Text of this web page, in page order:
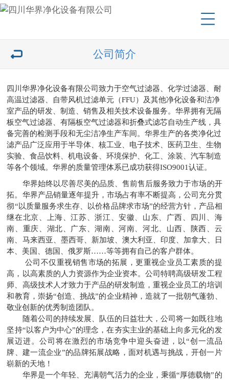
公司简介
四川华界净化设备有限公司致力于空气过滤器、化学过滤器、耐
高温过滤器、自带风机过滤单元（FFU）及其他净化设备和洁净
室产品的研发、制造、销售及相关技术设备服务。华界拥有无隔
板空气过滤器、有隔板空气过滤器和折叠式滤芯自动生产线，具
备完善的检测手段和无尘洁净生产车间。华界生产的各类净化过
滤产品广泛应用于半导体、核工业、电子技术、医药卫生、生物
实验、食品饮料、机电设备、环境保护、化工、涂装、汽车制造
等各个领域。华界的质量管理体系已成功获得ISO9001认证。
华界始终以尽善尽美的品质、售前售后服务致力于市场的开
拓。华界产品销量逐年提升，市场占有率不断提高，公司充分贯
彻“以质量服务求生存、以价格品牌求市场”的经营方针，产品相
继在北京、上海、江苏、浙江、安徽、山东、广西、四川、海
南、重庆、湖北、广东、湖南、河南、河北、山西、陕西、云
南、马来西亚、墨西哥、新加坡、澳大利亚、印度、加拿大、日
本、美国、德国、俄罗斯……等等拥有自己的客户群体。
公司不仅重视销售市场的拓展，更重视企业员工素质的提
高，以高素质的人力资源作为企业资本。公司特聘高级研发工程
师、高级技术人才致力于产品的研发制造，重视企业员工的培训
和教育，崇扬“创造、挑战”的企业精神，造就了一批朝气蓬勃、
敬业创新的优秀制造团队。
随着公司的持续发展、队伍的日益壮大，公司将一如既往地
坚持“以客户为中心”的理念，在夯实主业的基础上向多元化的发
展迈进。公司将在激烈的市场竞争中迎头奋进，以“创一流品
牌、建一流企业”的品牌拓展战略，面对机遇与挑战，开创一片
崭新的天地！
华界是一个年轻、充满朝气活力的企业，秉循“厚德载物”的